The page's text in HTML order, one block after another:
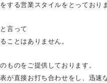
する営業スタイルをとっておりま
言って
ことはありません。
ものをご提供しております。
が直接お打ち合わせをし、迅速